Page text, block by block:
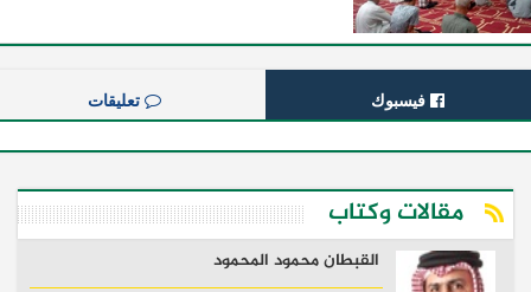
فيسبوك تعليقات
مقالات وكتاب
القبطان محمود المحمود